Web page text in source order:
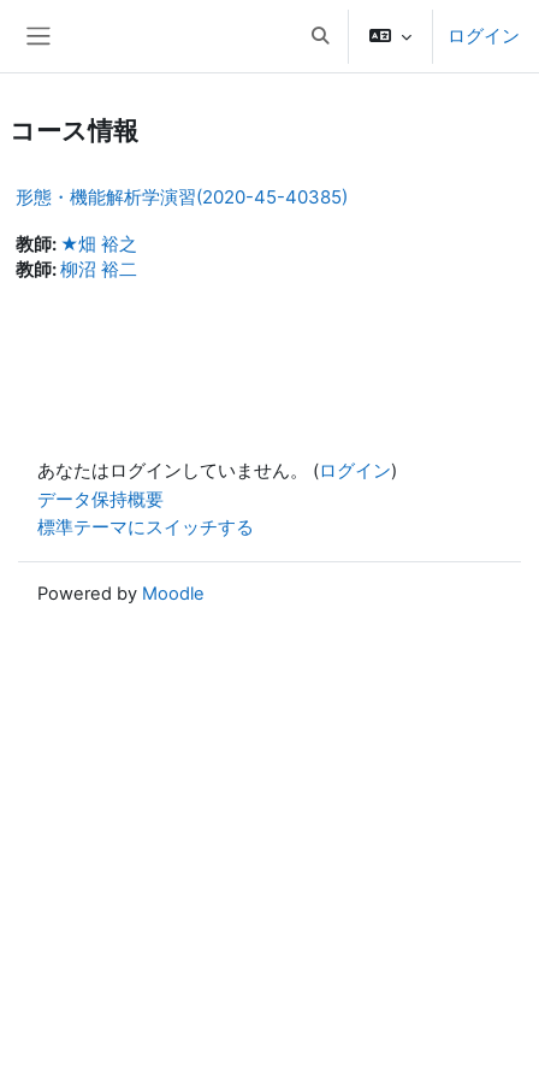
検索入力に切り替えるログイン
コース情報
形態・機能解析学演習(2020-45-40385)
教師: ★畑 裕之
教師:柳沼 裕二
あなたはログインしていません。 (ログイン)
データ保持概要
標準テーマにスイッチする
Powered by Moodle